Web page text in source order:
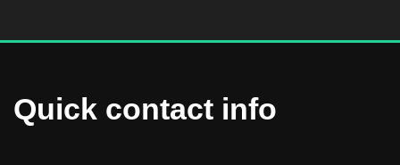
Quick contact info